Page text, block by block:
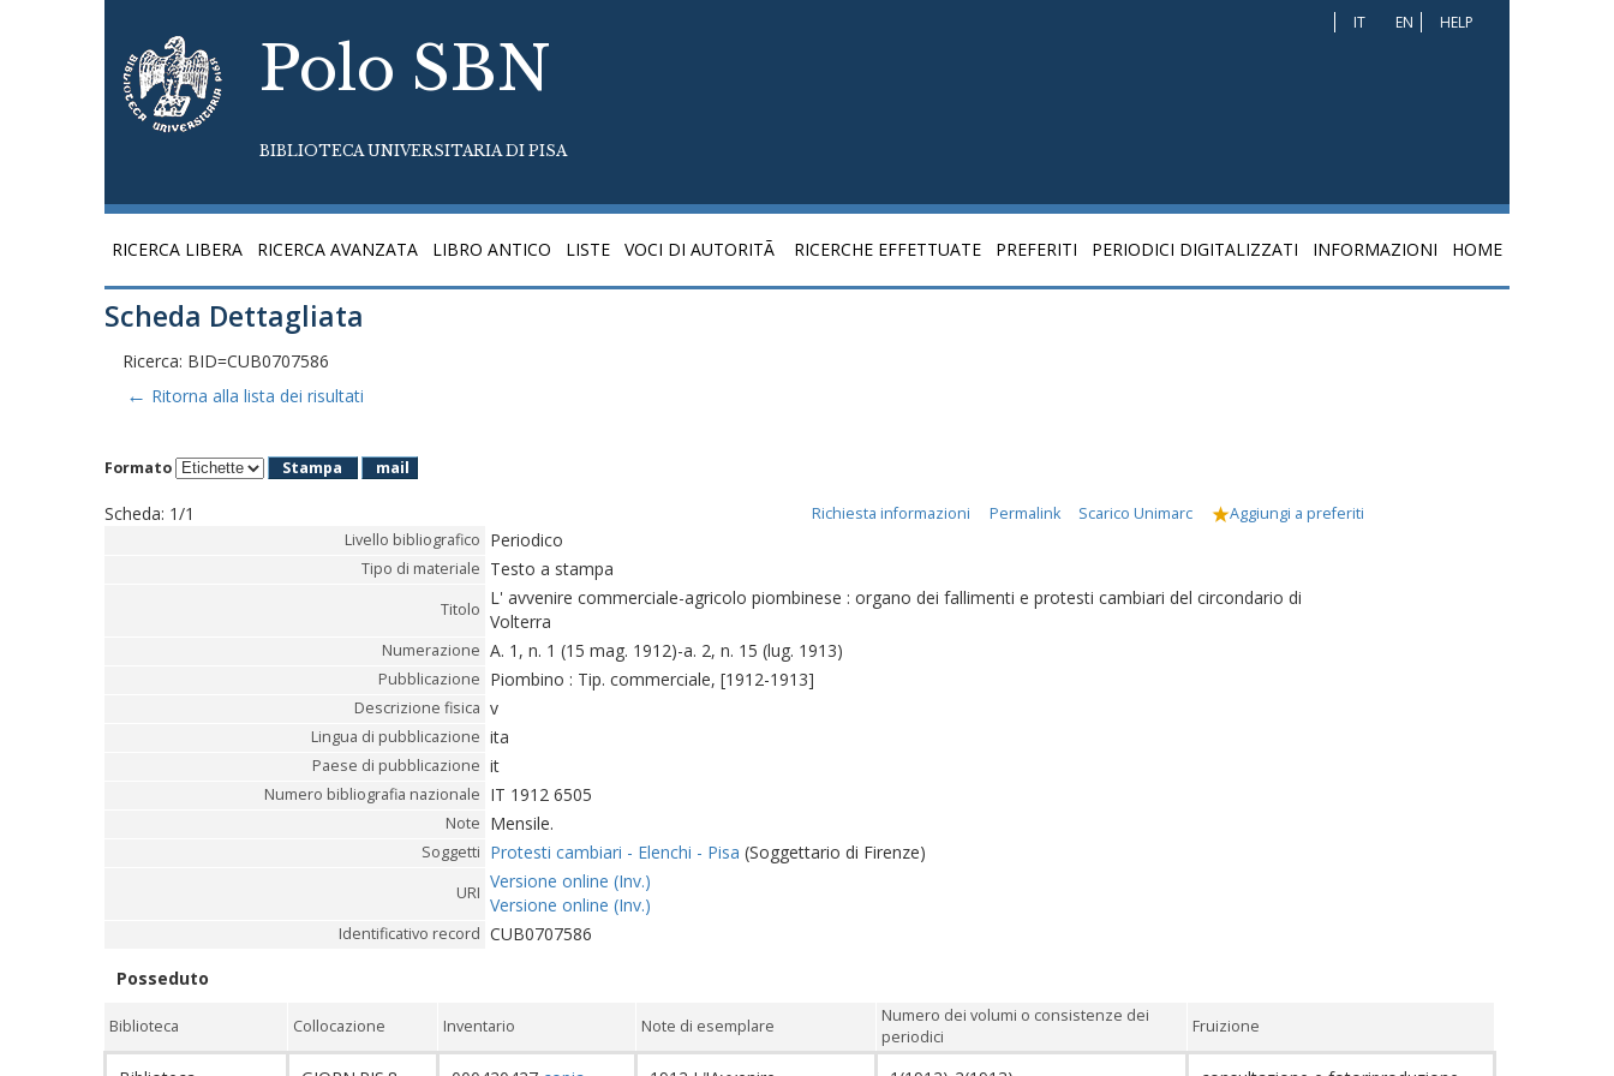
Polo SBN
BIBLIOTECA UNIVERSITARIA DI PISA
IT EN HELP
RICERCA LIBERA RICERCA AVANZATA LIBRO ANTICO LISTE VOCI DI AUTORITÃ RICERCHE EFFETTUATE PREFERITI PERIODICI DIGITALIZZATI INFORMAZIONI HOME
Scheda Dettagliata
Ricerca: BID=CUB0707586
← Ritorna alla lista dei risultati
Formato Stampa mail
Scheda: 1/1 Richiesta informazioni Permalink Scarico Unimarc
Aggiungi a preferiti
Livello bibliografico Periodico
Tipo di materiale Testo a stampa
Titolo
L' avvenire commerciale-agricolo piombinese : organo dei fallimenti e protesti cambiari del circondario di
Volterra
Numerazione A. 1, n. 1 (15 mag. 1912)-a. 2, n. 15 (lug. 1913)
Pubblicazione Piombino : Tip. commerciale, [1912-1913]
Descrizione fisica v
Lingua di pubblicazione ita
Paese di pubblicazione it
Numero bibliografia nazionale IT 1912 6505
Note Mensile.
Soggetti Protesti cambiari - Elenchi - Pisa (Soggettario di Firenze)
URI
Versione online (Inv.)
Versione online (Inv.)
Identificativo record CUB0707586
Posseduto
Biblioteca Collocazione Inventario Note di esemplare
Numero dei volumi o consistenze dei
periodici
Fruizione